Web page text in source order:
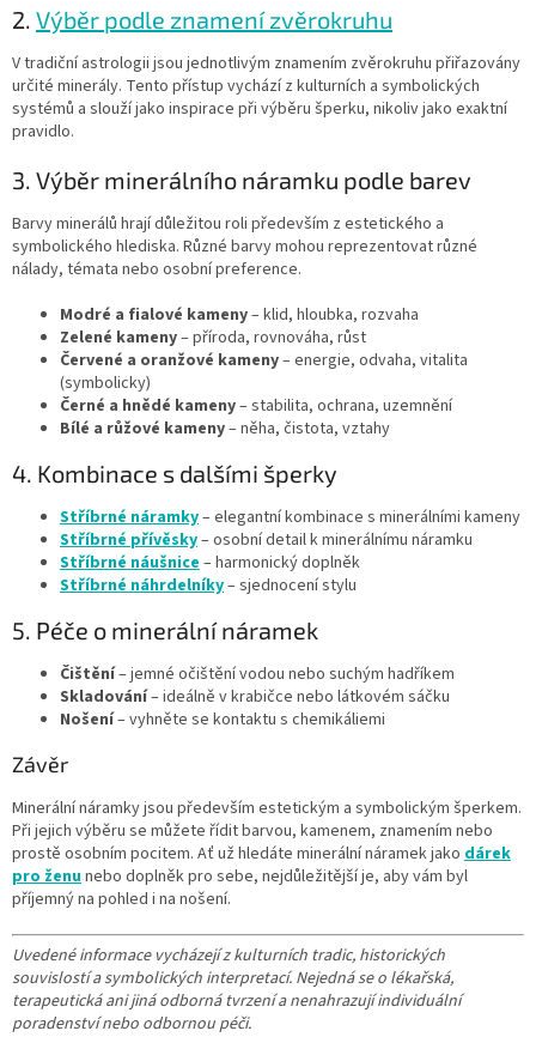
2. Výběr podle znamení zvěrokruhu
V tradiční astrologii jsou jednotlivým znamením zvěrokruhu přiřazovány
určité minerály. Tento přístup vychází z kulturních a symbolických
systémů a slouží jako inspirace při výběru šperku, nikoliv jako exaktní
pravidlo.
3. Výběr minerálního náramku podle barev
Barvy minerálů hrají důležitou roli především z estetického a
symbolického hlediska. Různé barvy mohou reprezentovat různé
nálady, témata nebo osobní preference.
Modré a fialové kameny– klid, hloubka, rozvaha
Zelené kameny– příroda, rovnováha, růst
Červené a oranžové kameny– energie, odvaha, vitalita
(symbolicky)
Černé a hnědé kameny– stabilita, ochrana, uzemnění
Bílé a růžové kameny– něha, čistota, vztahy
4. Kombinace s dalšími šperky
Stříbrné náramky– elegantní kombinace s minerálními kameny
Stříbrné přívěsky– osobní detail k minerálnímu náramku
Stříbrné náušnice – harmonický doplněk
Stříbrné náhrdelníky– sjednocení stylu
5. Péče o minerální náramek
Čištění– jemné očištění vodou nebo suchým hadříkem
Skladování– ideálně v krabičce nebo látkovém sáčku
Nošení– vyhněte se kontaktu s chemikáliemi
Závěr
Minerální náramky jsou především estetickým a symbolickým šperkem.
Při jejich výběru se můžete řídit barvou, kamenem, znamením nebo
prostě osobním pocitem. Ať už hledáte minerální náramek jako dárek
pro ženunebo doplněk pro sebe, nejdůležitější je, aby vám byl
příjemný na pohled i na nošení.
Uvedené informace vycházejí z kulturních tradic, historických
souvislostí a symbolických interpretací. Nejedná se o lékařská,
terapeutická ani jiná odborná tvrzení a nenahrazují individuální
poradenství nebo odbornou péči.